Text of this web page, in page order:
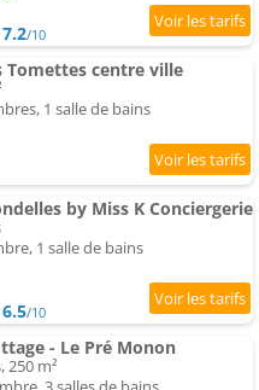
7.2/10
Tomettes centre ville
1 salle de bains
by Miss K Conciergerie
1 salle de bains
6.5/10
- Le Pré Monon
250 m²